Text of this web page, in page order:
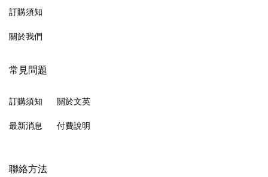
訂購須知
關於我們
常見問題
訂購須知
最新消息
關於文英
付費說明
聯絡方法